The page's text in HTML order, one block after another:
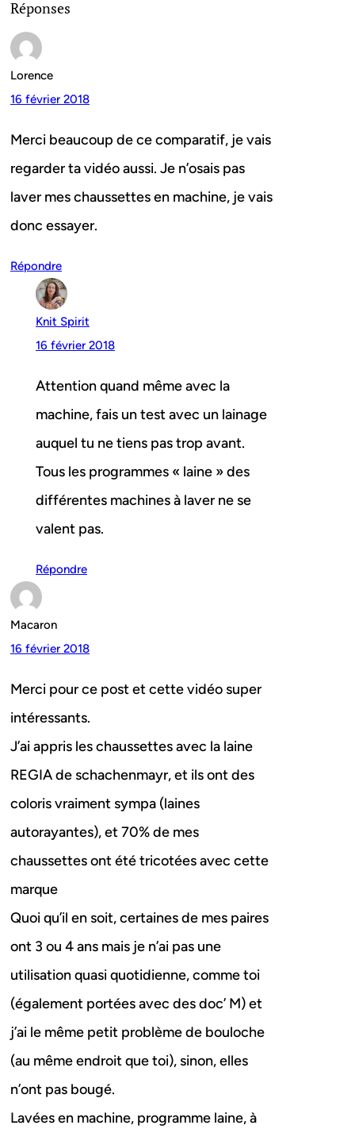
Réponses
Lorence
16 février 2018
Merci beaucoup de ce comparatif, je vais
regarder ta vidéo aussi. Je n’osais pas
laver mes chaussettes en machine, je vais
donc essayer.
Répondre
Knit Spirit
16 février 2018
Attention quand même avec la
machine, fais un test avec un lainage
auquel tu ne tiens pas trop avant.
Tous les programmes « laine » des
différentes machines à laver ne se
valent pas.
Répondre
Macaron
16 février 2018
Merci pour ce post et cette vidéo super
intéressants.
J’ai appris les chaussettes avec la laine
REGIA de schachenmayr, et ils ont des
coloris vraiment sympa (laines
autorayantes), et 70% de mes
chaussettes ont été tricotées avec cette
marque
Quoi qu’il en soit, certaines de mes paires
ont 3 ou 4 ans mais je n’ai pas une
utilisation quasi quotidienne, comme toi
(également portées avec des doc’ M) et
j’ai le même petit problème de bouloche
(au même endroit que toi), sinon, elles
n’ont pas bougé.
Lavées en machine, programme laine, à